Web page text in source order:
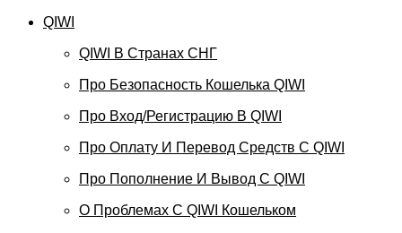
QIWI
QIWI В Странах СНГ
Про Безопасность Кошелька QIWI
Про Вход/регистрацию В QIWI
Про Оплату И Перевод Средств C QIWI
Про Пополнение И Вывод С QIWI
О Проблемах С QIWI Кошельком